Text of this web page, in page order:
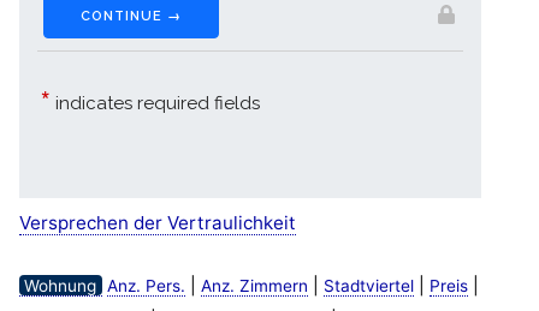
Versprechen der Vertraulichkeit
Wohnung Anz. Pers. Anz. Zimmern Stadtviertel| Preis|